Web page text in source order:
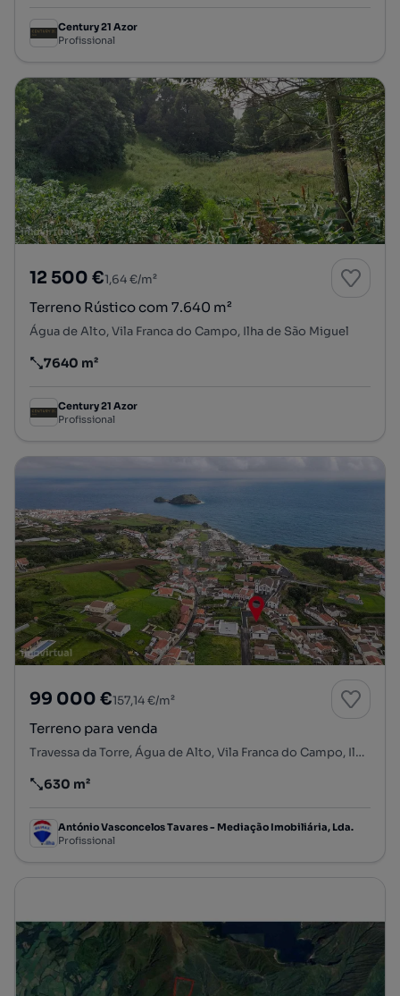
Century 21 Azor
Profissional
12 500 €1,64 €/m²
Terreno Rústico com 7.640 m²
Água de Alto, Vila Franca do Campo, Ilha de São Miguel
Preço por metro quadrado
7640 m²
Century 21 Azor
Profissional
99 000 €157,14 €/m²
Terreno para venda
Travessa da Torre, Água de Alto, Vila Franca do Campo, Ilha de São Miguel
Preço por metro quadrado
630 m²
António Vasconcelos Tavares - Mediação Imobiliária, Lda.
Profissional